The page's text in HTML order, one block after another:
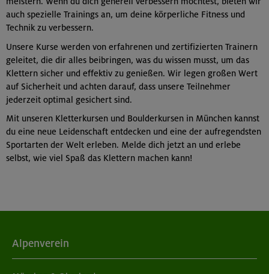
auch spezielle Trainings an, um deine körperliche Fitness und
Technik zu verbessern.
Unsere Kurse werden von erfahrenen und zertifizierten Trainern
geleitet, die dir alles beibringen, was du wissen musst, um das
Klettern sicher und effektiv zu genießen. Wir legen großen Wert
auf Sicherheit und achten darauf, dass unsere Teilnehmer
jederzeit optimal gesichert sind.
Mit unseren Kletterkursen und Boulderkursen in München kannst
du eine neue Leidenschaft entdecken und eine der aufregendsten
Sportarten der Welt erleben. Melde dich jetzt an und erlebe
selbst, wie viel Spaß das Klettern machen kann!
Alpenverein